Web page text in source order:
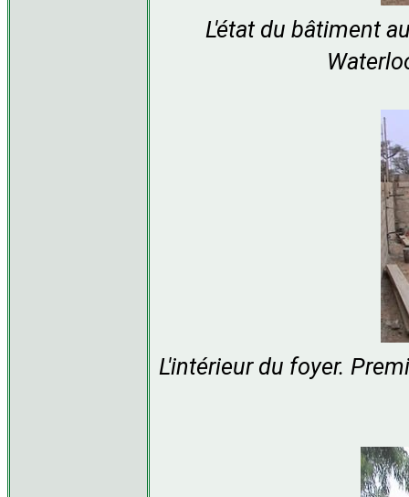
L'état du bâtiment
L'intérieur du foyer.